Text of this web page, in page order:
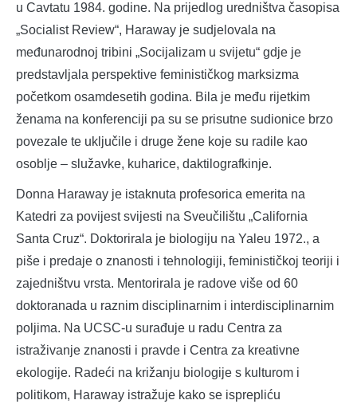
u Cavtatu 1984. godine. Na prijedlog uredništva časopisa
„Socialist Review“, Haraway je sudjelovala na
međunarodnoj tribini „Socijalizam u svijetu“ gdje je
predstavljala perspektive feminističkog marksizma
početkom osamdesetih godina. Bila je među rijetkim
ženama na konferenciji pa su se prisutne sudionice brzo
povezale te uključile i druge žene koje su radile kao
osoblje – služavke, kuharice, daktilografkinje.
Donna Haraway je istaknuta profesorica emerita na
Katedri za povijest svijesti na Sveučilištu „California
Santa Cruz“. Doktorirala je biologiju na Yaleu 1972., a
piše i predaje o znanosti i tehnologiji, feminističkoj teoriji i
zajedništvu vrsta. Mentorirala je radove više od 60
doktoranada u raznim disciplinarnim i interdisciplinarnim
poljima. Na UCSC-u surađuje u radu Centra za
istraživanje znanosti i pravde i Centra za kreativne
ekologije. Radeći na križanju biologije s kulturom i
politikom, Haraway istražuje kako se isprepliću